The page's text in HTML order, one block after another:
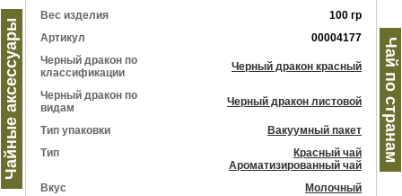
Чайные аксессуары
Вес изделия
100 гр
Артикул
00004177
Черный дракон по
классификации
Черный дракон красный
Черный дракон по
видам
Черный дракон листовой
Тип упаковки
Вакуумный пакет
Тип
Красный чай
Ароматизированный чай
Вкус
Молочный
Чай по странам